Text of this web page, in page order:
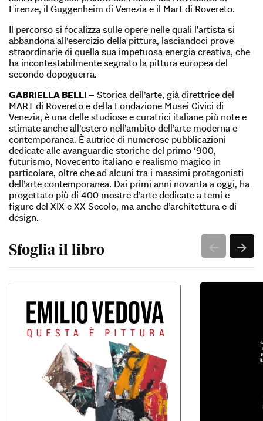
Firenze, il Guggenheim di Venezia e il Mart di Rovereto.
Il percorso si focalizza sulle opere nelle quali l’artista si
abbandona all’esercizio della pittura, lasciandoci prove
straordinarie di quella sua impetuosa energia creativa, che
ha incontestabilmente segnato la pittura europea del
secondo dopoguerra.
GABRIELLA BELLI – Storica dell’arte, già direttrice del
MART di Rovereto e della Fondazione Musei Civici di
Venezia, è una delle studiose e curatrici italiane più note e
stimate anche all’estero nell’ambito dell’arte moderna e
contemporanea. È autrice di numerose pubblicazioni
dedicate alle avanguardie storiche del primo ‘900,
futurismo, Novecento italiano e realismo magico in
particolare, oltre che ad alcuni tra i massimi protagonisti
dell’arte contemporanea. Dai primi anni novanta a oggi, ha
progettato più di 400 mostre d’arte dedicate a temi e
figure del XIX e XX Secolo, ma anche d’architettura e di
design.
Sfoglia il libro